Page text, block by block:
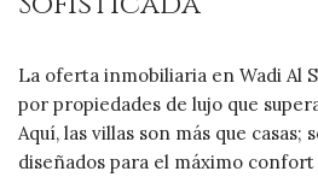
La oferta inmobiliaria en Wadi Al
por propiedades de lujo que
Aquí, las villas son más que casas;
diseñados para el máximo confort